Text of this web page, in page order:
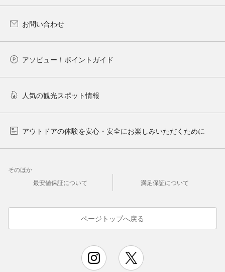
お問い合わせ
アソビュー！ポイントガイド
人気の観光スポット情報
アウトドアの体験を安心・安全にお楽しみいただくために
そのほか
最安値保証について
満足保証について
ページトップへ戻る